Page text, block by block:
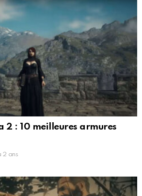
2 : 10 meilleures armures
2 ans